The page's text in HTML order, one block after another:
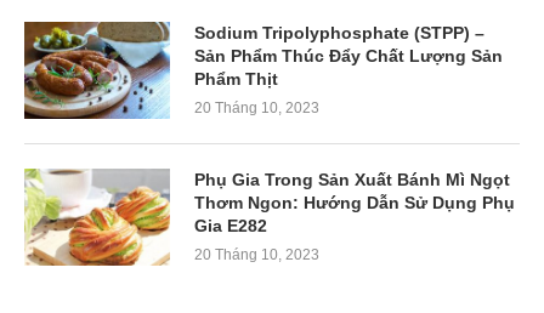
Sodium Tripolyphosphate (STPP) –
Sản Phẩm Thúc Đẩy Chất Lượng Sản
Phẩm Thịt
20 Tháng 10, 2023
Phụ Gia Trong Sản Xuất Bánh Mì Ngọt
Thơm Ngon: Hướng Dẫn Sử Dụng Phụ
Gia E282
20 Tháng 10, 2023